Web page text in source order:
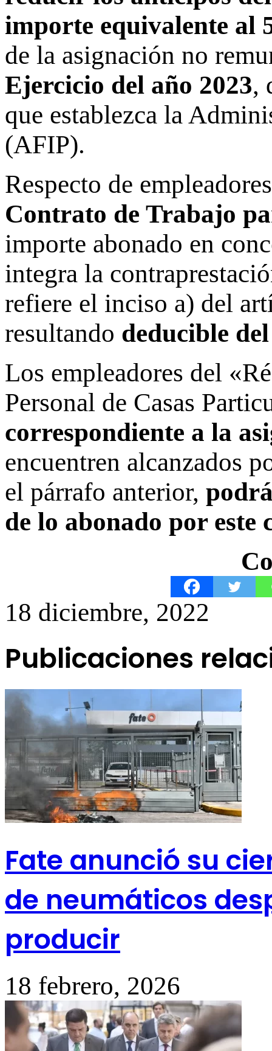
importe equivalente al
de la asignación no
Ejercicio del año 2023,
que establezca la
(AFIP).
Respecto de
Contrato de Trabajo
importe abonado en
integra la
refiere el inciso a) del
resultando deducible
Los empleadores del
Personal de Casas
correspondiente a la
encuentren alcanzados
el párrafo anterior,
de lo abonado por este
18 diciembre, 2022
Publicaciones
Fate anunció su
de neumáticos
producir
18 febrero, 2026